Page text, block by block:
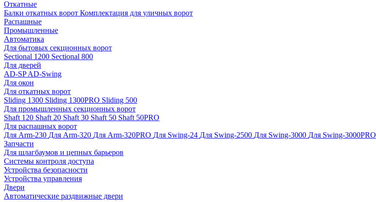
Откатные
Балки откатных ворот Комплектация для уличных ворот
Распашные
Промышленные
Автоматика
Для бытовых секционных ворот
Sectional 1200 Sectional 800
Для дверей
AD-SPAD-Swing
Для окон
Для откатных ворот
Sliding 1300 Sliding 1300PRO Sliding 500
Для промышленных секционных ворот
Shaft 120 Shaft 20 Shaft 30 Shaft 50 Shaft 50PRO
Для распашных ворот
Для Arm-230 Для Arm-320 Для Arm-320PRO Для Swing-24 Для Swing-2500 Для Swing-3000 Для Swing-3000PRO
Запчасти
Для шлагбаумов и цепных барьеров
Системы контроля доступа
Устройства безопасности
Устройства управления
Двери
Автоматические раздвижные двери